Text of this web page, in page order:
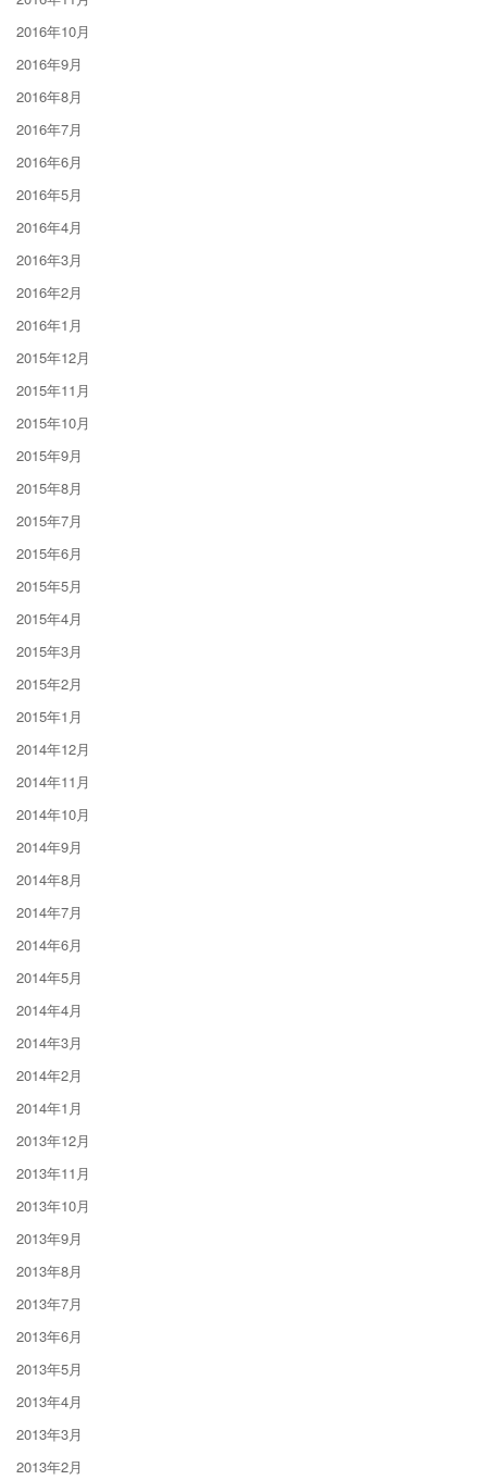
2016年10月
2016年9月
2016年8月
2016年7月
2016年6月
2016年5月
2016年4月
2016年3月
2016年2月
2016年1月
2015年12月
2015年11月
2015年10月
2015年9月
2015年8月
2015年7月
2015年6月
2015年5月
2015年4月
2015年3月
2015年2月
2015年1月
2014年12月
2014年11月
2014年10月
2014年9月
2014年8月
2014年7月
2014年6月
2014年5月
2014年4月
2014年3月
2014年2月
2014年1月
2013年12月
2013年11月
2013年10月
2013年9月
2013年8月
2013年7月
2013年6月
2013年5月
2013年4月
2013年3月
2013年2月